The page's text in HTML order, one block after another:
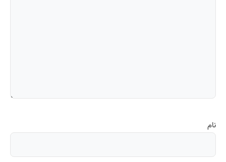
نام